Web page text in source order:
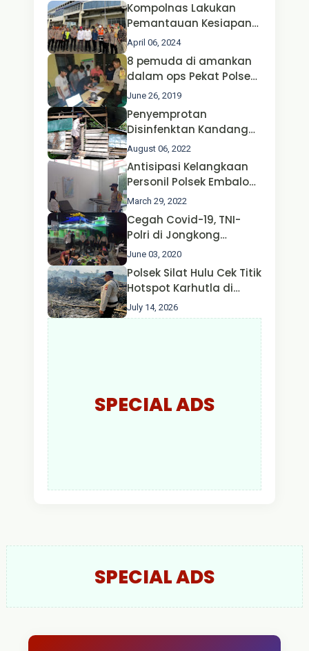
Kompolnas Lakukan
Pemantauan Kesiapan
Operasi Ketupat 2024 di
Polda Jatim Bersama
Kapolri dan Menteri
Perhubungan
April 06, 2024
8 pemuda di amankan
dalam ops Pekat Polsek
Jongkong
June 26, 2019
Penyemprotan
Disinfenktan Kandang
Ternak Kambing warga
Oleh Satgas Ops Aman
Nusa II Polda Kalbar*
August 06, 2022
Antisipasi Kelangkaan
Personil Polsek Embaloh
Hulu Gencar Lakukan
Pengecekan Oksigen
March 29, 2022
Cegah Covid-19, TNI-
Polri di Jongkong
Himbau Masyarakat
Jangan Kumpul Hinga
Larut Malam.
June 03, 2020
Polsek Silat Hulu Cek Titik
Hotspot Karhutla di
Desa Nanga Dangkan,
Api Ditemukan Sudah
July 14, 2026
SPECIAL ADS
SPECIAL ADS